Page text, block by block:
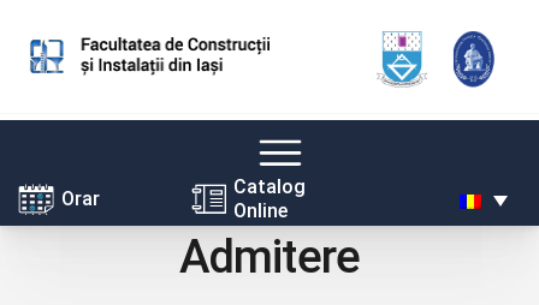
Skip
Orar
Catalog
Online
Admitere